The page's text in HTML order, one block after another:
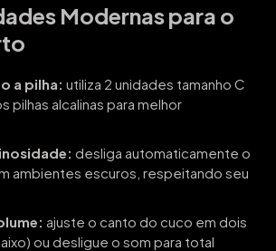
Modernas para o
a pilha: utiliza 2 unidades tamanho C
pilhas alcalinas para melhor
desliga automaticamente o
ambientes escuros, respeitando seu
ajuste o canto do cuco em dois
ou desligue o som para total